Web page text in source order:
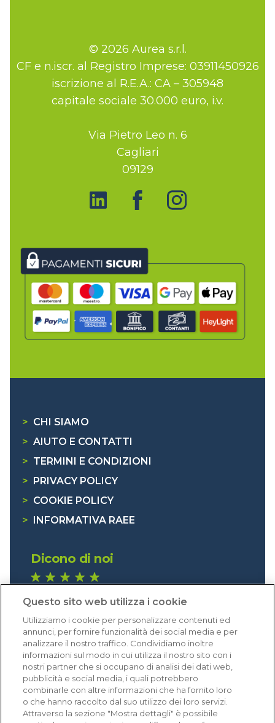
© 2026 Aurea s.r.l.
CF e n.iscr. al Registro Imprese: 03911450926
iscrizione al R.E.A.: CA – 305948
capitale sociale 30.000 euro, i.v.
Via Pietro Leo n. 6
Cagliari
09129
> CHI SIAMO
> AIUTO E CONTATTI
> TERMINI E CONDIZIONI
>
PRIVACY POLICY
> COOKIE POLICY
>
INFORMATIVA RAEE
Dicono di noi
Eccellente (4,8)
Acquisti verificati
Questo sito web utilizza i cookie
Utilizziamo i cookie per personalizzare contenuti ed
annunci, per fornire funzionalità dei social media e per
analizzare il nostro traffico. Condividiamo inoltre
informazioni sul modo in cui utilizza il nostro sito con i
nostri partner che si occupano di analisi dei dati web,
pubblicità e social media, i quali potrebbero
combinarle con altre informazioni che ha fornito loro
o che hanno raccolto dal suo utilizzo dei loro servizi.
Attraverso la sezione "Mostra dettagli" è possibile